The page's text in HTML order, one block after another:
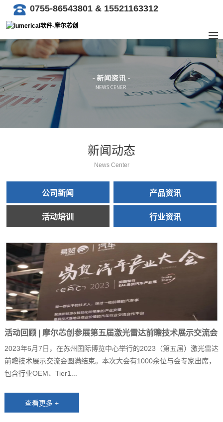
0755-86543801 & 15521163312
新闻动态
News Center
公司新闻 产品资讯
活动培训 行业资讯
活动回顾 | 摩尔芯创参展第五届激光雷达前瞻技术展示交流会
圆满结束
2023年6月7日，在苏州国际博览中心举行的2023（第五届）激光雷达
前瞻技术展示交流会圆满结束。本次大会有1000余位与会专家出席，
包含行业OEM、Tier1...